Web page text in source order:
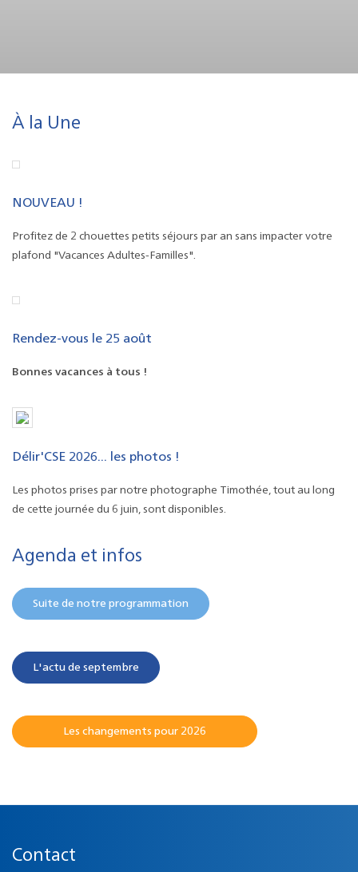
À la Une
NOUVEAU !
Profitez de 2 chouettes petits séjours par an sans impacter votre
plafond "Vacances Adultes-Familles".
Rendez-vous le 25 août
Bonnes vacances à tous !
Délir'CSE 2026... les photos !
Les photos prises par notre photographe Timothée, tout au long
de cette journée du 6 juin, sont disponibles.
Agenda et infos
Suite de notre programmation
L'actu de septembre
Les changements pour 2026
Contact